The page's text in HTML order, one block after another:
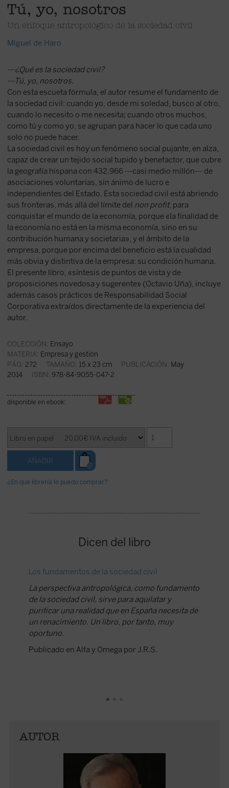
Tú, yo, nosotros
Un enfoque antropológico de la sociedad civil
Miguel de Haro
---¿Qué es la sociedad civil?
---Tú, yo, nosotros.
Con esta escueta fórmula, el autor resume el fundamento de
la sociedad civil: cuando yo, desde mi soledad, busco al otro,
cuando lo necesito o me necesita; cuando otros muchos,
como tú y como yo, se agrupan para hacer lo que cada uno
solo no puede hacer.
La sociedad civil es hoy un fenómeno social pujante, en alza,
capaz de crear un tejido social tupido y benefactor, que cubre
la geografía hispana con 432.966 ---casi medio millón--- de
asociaciones voluntarias, sin ánimo de lucro e
independientes del Estado. Esta sociedad civil está abriendo
sus fronteras, más allá del límite del non profit, para
conquistar el mundo de la economía, porque «la finalidad de
la economía no está en la misma economía, sino en su
contribución humana y societaria», y el ámbito de la
empresa, porque por encima del beneficio está la cualidad
más obvia y distintiva de la empresa: su condición humana.
El presente libro, «síntesis de puntos de vista y de
proposiciones novedosa y sugerente» (Octavio Uña), incluye
además casos prácticos de Responsabilidad Social
Corporativa extraídos directamente de la experiencia del
autor.
COLECCIÓN: Ensayo
MATERIA: Empresa y gestión
PÁG: 272 TAMAÑO: 15 x 23 cm PUBLICACIÓN: May
2014 ISBN: 978-84-9055-047-2
disponible en ebook:
¿En qué librería lo puedo comprar?
Dicen del libro
Los fundamentos de la sociedad civil
La perspectiva antropológica, como fundamento
de la sociedad civil, sirve para aquilatar y
purificar una realidad que en España necesita de
un renacimiento. Un libro, por tanto, muy
oportuno.
Publicado en Alfa y Omega por J.R.S.
AUTOR